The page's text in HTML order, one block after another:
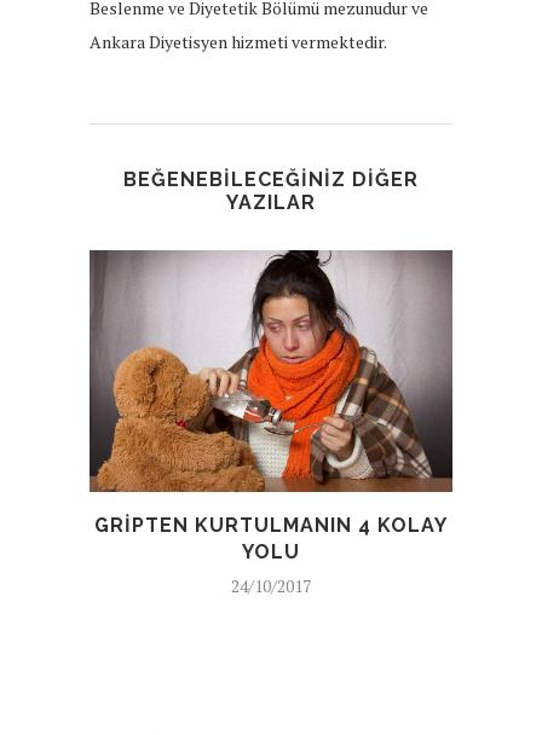
Beslenme ve Diyetetik Bölümü mezunudur ve
Ankara Diyetisyen hizmeti vermektedir.
BEĞENEBILECEĞINIZ DIĞER
YAZILAR
GRIPTEN KURTULMANIN 4 KOLAY
YOLU
24/10/2017